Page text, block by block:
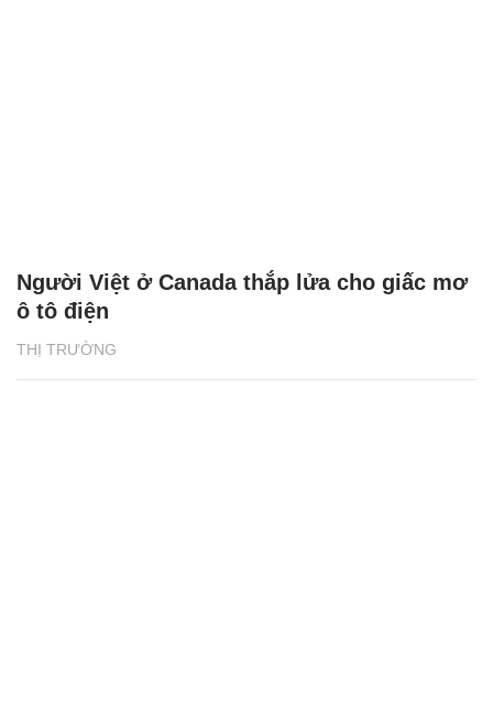
THỊ TRƯỜNG
Người Việt ở Canada thắp lửa cho giấc mơ
ô tô điện